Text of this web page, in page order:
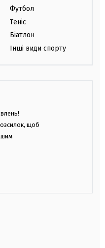
Футбол
Теніс
Біатлон
Інші види спорту
щоб